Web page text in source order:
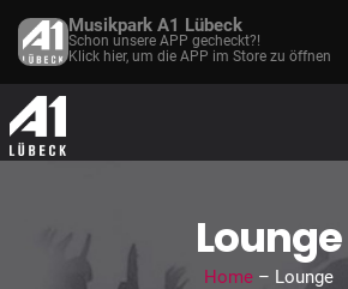
Lounge
Home– Lounge
Musikpark A1 Lübeck
Schon unsere APP gecheckt?!
Klick hier, um die APP im Store zu öffnen